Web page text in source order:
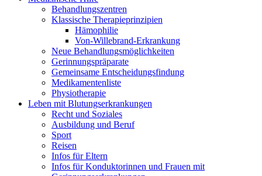
Behandlungszentren
Klassische Therapieprinzipien
Hämophilie
Von-Willebrand-Erkrankung
Neue Behandlungsmöglichkeiten
Gerinnungspräparate
Gemeinsame Entscheidungsfindung
Medikamentenliste
Physiotherapie
Leben mit Blutungserkrankungen
Recht und Soziales
Ausbildung und Beruf
Sport
Reisen
Infos für Eltern
Infos für Konduktorinnen und Frauen mit